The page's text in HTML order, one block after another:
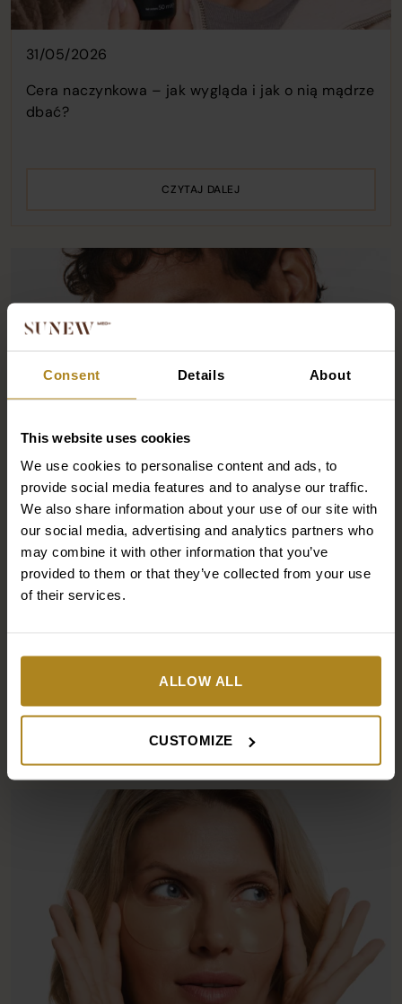
Consent Details About
This website uses cookies
We use cookies to personalise content and ads, to
provide social media features and to analyse our traffic.
We also share information about your use of our site with
our social media, advertising and analytics partners who
may combine it with other information that you’ve
provided to them or that they’ve collected from your use
of their services.
ALLOW ALL
CUSTOMIZE
31/05/2026
Cera naczynkowa – jak wygląda i jak o nią mądrze
dbać?
CZYTAJ DALEJ
26/05/2026
wpływa na cerę?